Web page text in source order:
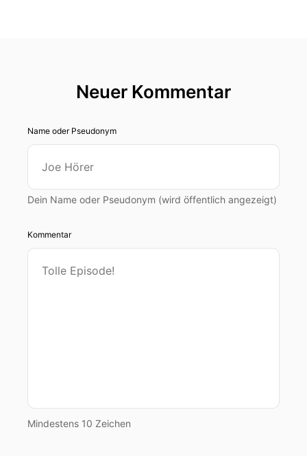
Neuer Kommentar
Name oder Pseudonym
Dein Name oder Pseudonym (wird öffentlich angezeigt)
Kommentar
Mindestens 10 Zeichen